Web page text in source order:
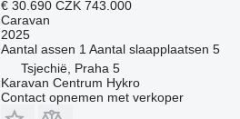
€ 30.690 CZK 743.000
Caravan
2025
Aantal assen 1 Aantal slaapplaatsen 5
Tsjechië, Praha 5
Karavan Centrum Hykro
Contact opnemen met verkoper